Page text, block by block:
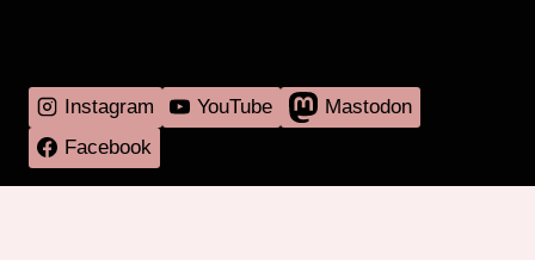
Instagram YouTube
Mastodon
Facebook